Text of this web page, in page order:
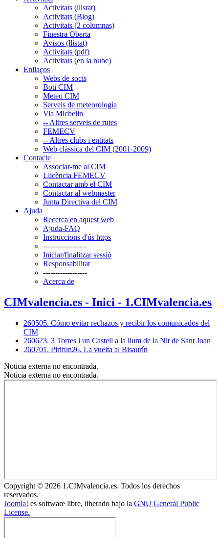
Activitats (llistat)
Activitats (Blog)
Activitats (2 columnas)
Finestra Oberta
Avisos (llistat)
Activitats (pdf)
Activitats (en la nube)
Enllaços
Webs de socis
Boti CIM
Meteo CIM
Serveis de meteorologia
Via Michelin
-- Altres serveis de rutes
FEMECV
-- Altres clubs i entitats
Web clàssica del CIM (2001-2009)
Contacte
Associar-me al CIM
Llicència FEMECV
Contactar amb el CIM
Contactar al webmaster
Junta Directiva del CIM
Ajuda
Recerca en aquest web
Ajuda-FAQ
Instruccions d'ús https
------------------
Iniciar/finalitzar sessió
Responsabilitat
------------------
Acerca de
CIMvalencia.es - Inici - 1.CIMvalencia.es
260505. Cómo evitar rechazos y recibir los comunicados del
CIM
260623. 3 Torres i un Castell a la llum de la Nit de Sant Joan
260701. Pirifun26. La vuelta al Bisaurín
Noticia externa no encontrada.
Noticia externa no encontrada.
Copyright © 2026 1.CIMvalencia.es. Todos los derechos
reservados.
Joomla! es software libre, liberado bajo la GNU General Public
License.